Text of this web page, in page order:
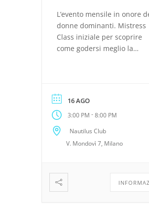
L’evento mensile in onore
donne dominanti. Mistress
Class iniziale per scoprire
come godersi meglio la
16 AGO
3:00 PM -8:00 PM
Nautilus Club
V. Mondovì 7, Milano